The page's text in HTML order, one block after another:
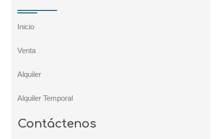
Inicio
Venta
Alquiler
Alquiler Temporal
Contáctenos